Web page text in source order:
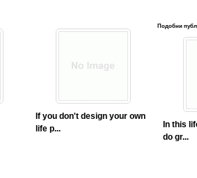
Подобни
If you don't design your own
life p...
In this
do gr...